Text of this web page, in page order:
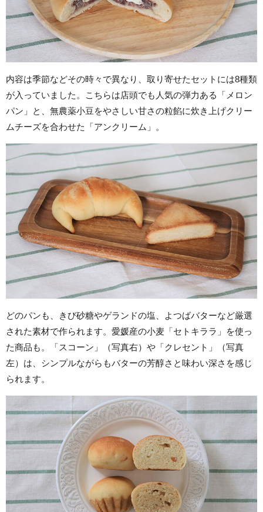
内容は季節などその時々で異なり、取り寄せたセットには8種類
が入っていました。こちらは店頭でも人気の弾力ある「メロン
パン」と、無農薬小豆をやさしい甘さの粒餡に炊き上げクリー
ムチーズを合わせた「アンクリーム」。
どのパンも、きび砂糖やゲランドの塩、よつばバターなど厳選
された素材で作られます。愛媛産の小麦「セトキララ」を使っ
た商品も。「スコーン」（写真右）や「クレセント」（写真
左）は、シンプルながらもバターの芳醇さと味わい深さを感じ
られます。